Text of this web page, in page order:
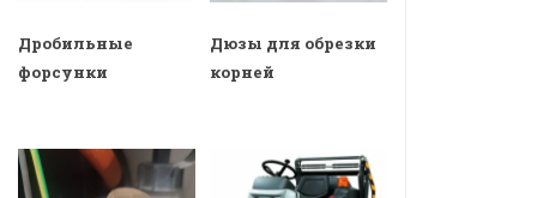
Дробильные
форсунки
Дюзы для обрезки
корней